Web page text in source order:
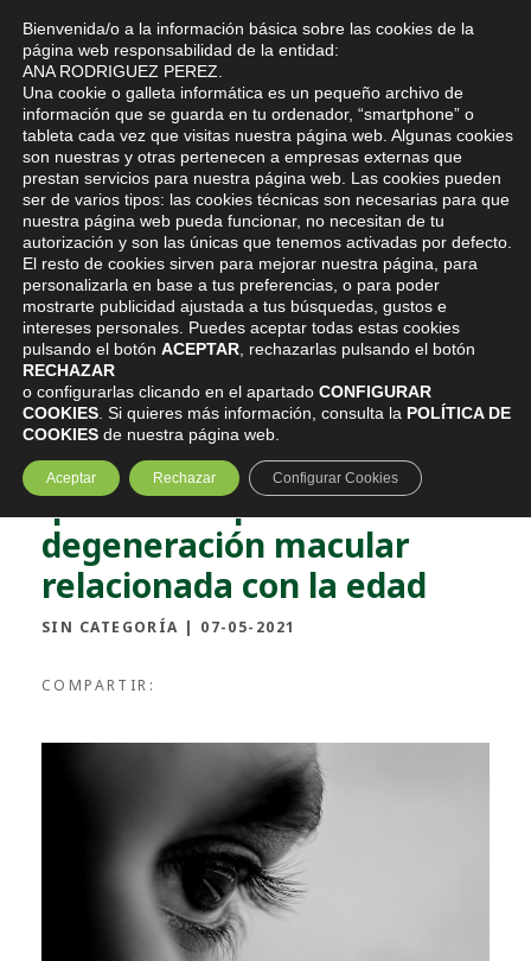
0
¿Qué es la DMAE? Todo lo que tienes
que saber de la degeneración
macular relacionada con la edad
INICIO BLOG
¿QUÉ ES LA DMAE? TODO LO QUE
TIENES QUE SABER DE LA DEGENERACIÓN MACULAR
RELACIONADA CON LA EDAD
¿Qué es la DMAE? Todo lo
que tienes que saber de la
degeneración macular
relacionada con la edad
SIN CATEGORÍA | 07-05-2021
COMPARTIR:
Bienvenida/o a la información básica sobre las cookies de la
página web responsabilidad de la entidad:
ANA RODRIGUEZ PEREZ.
Una cookie o galleta informática es un pequeño archivo de
información que se guarda en tu ordenador, “smartphone” o
tableta cada vez que visitas nuestra página web. Algunas cookies
son nuestras y otras pertenecen a empresas externas que
prestan servicios para nuestra página web. Las cookies pueden
ser de varios tipos: las cookies técnicas son necesarias para que
nuestra página web pueda funcionar, no necesitan de tu
autorización y son las únicas que tenemos activadas por defecto.
El resto de cookies sirven para mejorar nuestra página, para
personalizarla en base a tus preferencias, o para poder
mostrarte publicidad ajustada a tus búsquedas, gustos e
intereses personales. Puedes aceptar todas estas cookies
pulsando el botón ACEPTAR , rechazarlas pulsando el botón
RECHAZAR
o configurarlas clicando en el apartado CONFIGURAR
COOKIES . Si quieres más información, consulta la POLÍTICA DE
COOKIES de nuestra página web.
Aceptar Rechazar Configurar Cookies